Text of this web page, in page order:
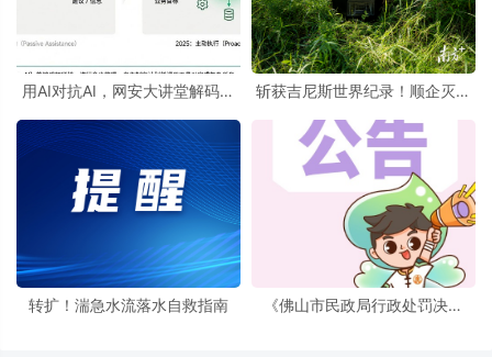
用AI对抗AI，网安大讲堂解码智
斩获吉尼斯世界纪录！顺企灭蚊
转扩！湍急水流落水自救指南
《佛山市民政局行政处罚决定